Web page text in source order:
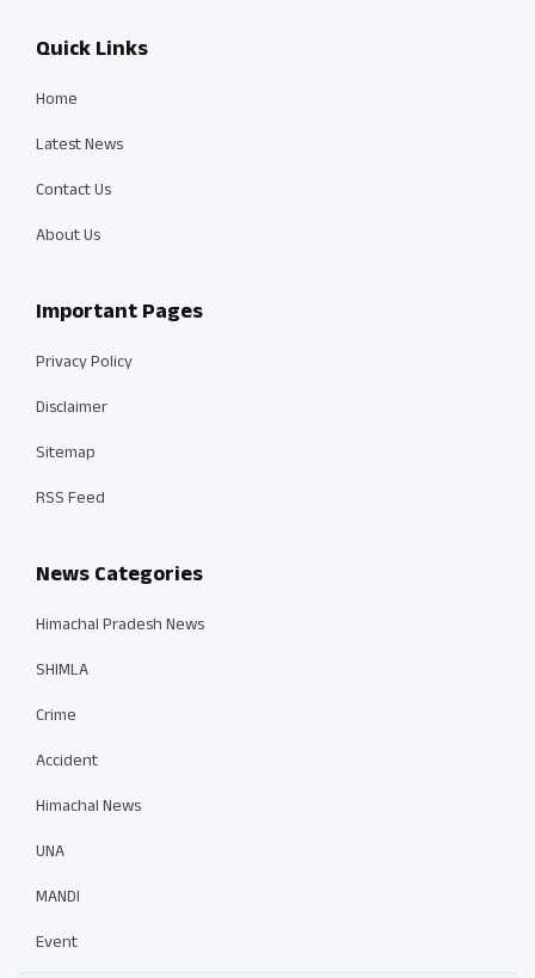
Quick Links
Home
Latest News
Contact Us
About Us
Important Pages
Privacy Policy
Disclaimer
Sitemap
RSS Feed
News Categories
Himachal Pradesh News
SHIMLA
Crime
Accident
Himachal News
UNA
MANDI
Event